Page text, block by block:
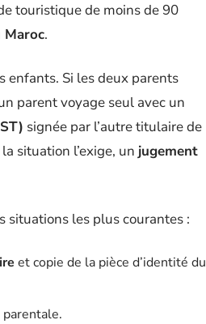
touristique de moins de 90
Maroc.
enfants. Si les deux parents
parent voyage seul avec un
signée par l’autre titulaire de
situation l’exige, un jugement
situations les plus courantes :
et copie de la pièce d’identité du